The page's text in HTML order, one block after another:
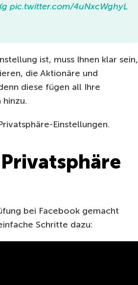
pic.twitter.com/4uNxcWghyL
ist, muss Ihnen klar sein,
die Aktionäre und
diese fügen all Ihre
Einstellungen.
bei Facebook gemacht
Schritte dazu: